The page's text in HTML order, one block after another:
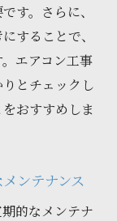
す。さらに、
することで、
エアコン工事
とチェックし
おすすめしま
ンテナンス
的なメンテナ